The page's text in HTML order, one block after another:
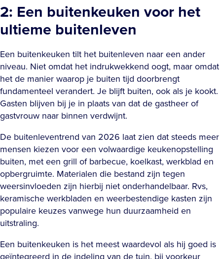
2: Een buitenkeuken voor het
ultieme buitenleven
Een buitenkeuken tilt het buitenleven naar een ander
niveau. Niet omdat het indrukwekkend oogt, maar omdat
het de manier waarop je buiten tijd doorbrengt
fundamenteel verandert. Je blijft buiten, ook als je kookt.
Gasten blijven bij je in plaats van dat de gastheer of
gastvrouw naar binnen verdwijnt.
De buitenleventrend van 2026 laat zien dat steeds meer
mensen kiezen voor een volwaardige keukenopstelling
buiten, met een grill of barbecue, koelkast, werkblad en
opbergruimte. Materialen die bestand zijn tegen
weersinvloeden zijn hierbij niet onderhandelbaar. Rvs,
keramische werkbladen en weerbestendige kasten zijn
populaire keuzes vanwege hun duurzaamheid en
uitstraling.
Een buitenkeuken is het meest waardevol als hij goed is